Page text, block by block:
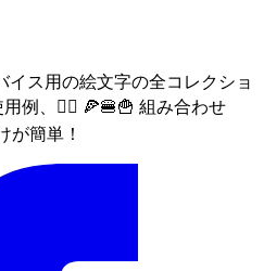
イス用の絵文字の全コレクショ
例、🙅‍♀️ 🍕🍔🍟 組み合わせ
が簡単！